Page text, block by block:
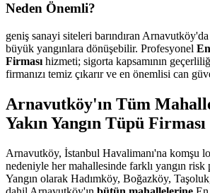
Neden Önemli?
geniş sanayi siteleri barındıran
büyük yangınlara dönüşebilir. Profesyonel
Firması hizmeti; sigorta kapsamının
firmanızı temiz çıkarır ve en önemlisi can
Arnavutköy'ın Tüm
Yakın Yangın Tüpü Firması
Arnavutköy, İstanbul Havalimanı'na komşu
nedeniyle her mahallesinde farklı yangın
Yangın olarak Hadımköy, Boğazköy,